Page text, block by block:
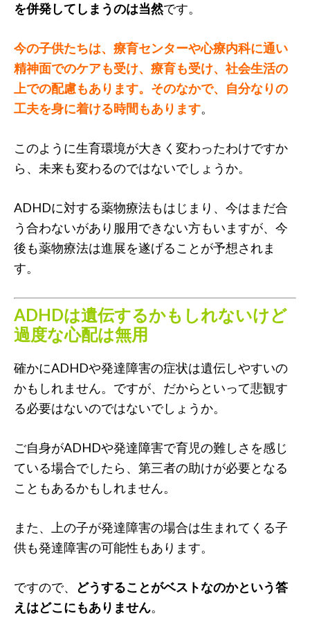
を併発してしまうのは当然です。
今の子供たちは、療育センターや心療内科に通い
精神面でのケアも受け、療育も受け、社会生活の
上での配慮もあります。そのなかで、自分なりの
工夫を身に着ける時間もあります。
このように生育環境が大きく変わったわけですか
ら、未来も変わるのではないでしょうか。
ADHDに対する薬物療法もはじまり、今はまだ合
う合わないがあり服用できない方もいますが、今
後も薬物療法は進展を遂げることが予想されま
す。
ADHDは遺伝するかもしれないけど
過度な心配は無用
確かにADHDや発達障害の症状は遺伝しやすいの
かもしれません。ですが、だからといって悲観す
る必要はないのではないでしょうか。
ご自身がADHDや発達障害で育児の難しさを感じ
ている場合でしたら、第三者の助けが必要となる
こともあるかもしれません。
また、上の子が発達障害の場合は生まれてくる子
供も発達障害の可能性もあります。
ですので、 どうすることがベストなのかという答
えはどこにもありません。